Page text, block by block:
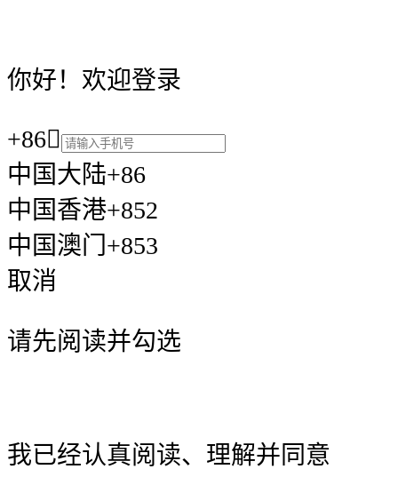
你好！欢迎登录
+86
中国大陆+86
中国香港+852
中国澳门+853
取消
请先阅读并勾选
我已经认真阅读、理解并同意